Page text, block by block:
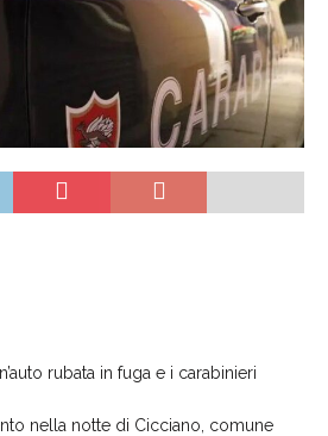
rubata in fuga e i carabinieri
nella notte di Cicciano, comune